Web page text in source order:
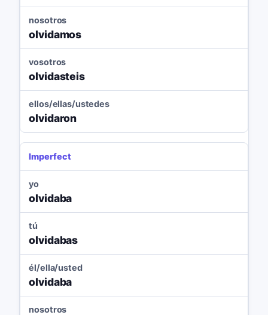
nosotros
olvidamos
vosotros
olvidasteis
ellos/ellas/ustedes
olvidaron
Imperfect
yo
olvidaba
tú
olvidabas
él/ella/usted
olvidaba
nosotros